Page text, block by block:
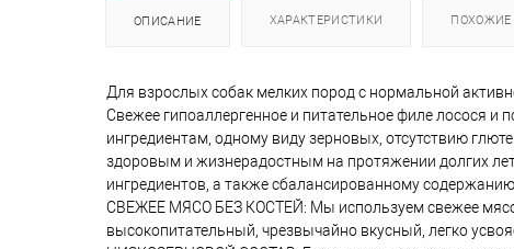
ОПИСАНИЕ ХАРАКТЕРИСТИКИ ПОХОЖИЕ
Для взрослых собак мелких пород с нормальной
Свежее гипоаллергенное и питательное филе лосося
ингредиентам, одному виду зерновых, отсутствию
здоровым и жизнерадостным на протяжении долгих
ингредиентов, а также сбалансированному
СВЕЖЕЕ МЯСО БЕЗ КОСТЕЙ: Мы используем свежее мясо
высокопитательный, чрезвычайно вкусный, легко